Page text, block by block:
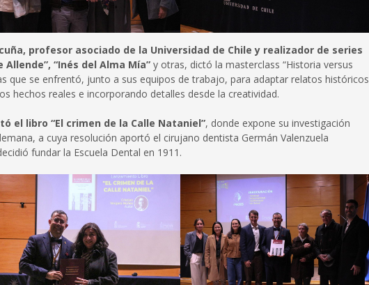
profesor asociado de la Universidad de Chile y realizador de series
“Inés del Alma Mía” y otras, dictó la masterclass “Historia versus
que se enfrentó, junto a sus equipos de trabajo, para adaptar relatos históricos
hechos reales e incorporando detalles desde la creatividad.
el libro “El crimen de la Calle Nataniel”, donde expone su investigación
a cuya resolución aportó el cirujano dentista Germán Valenzuela
fundar la Escuela Dental en 1911.